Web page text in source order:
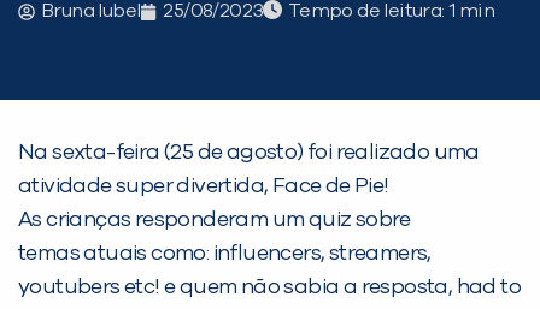
Bruna Iubel 25/08/2023 Tempo de leitura:
Na sexta-feira (25 de agosto) foi realizado uma
atividade super divertida, Face de Pie!
As crianças responderam um quiz sobre
temas atuais como: influencers, streamers,
youtubers etc! e quem não sabia a resposta, had to
PEÇA UMA DEMONSTRAÇÃO DE MÉTODO
Desculpe!